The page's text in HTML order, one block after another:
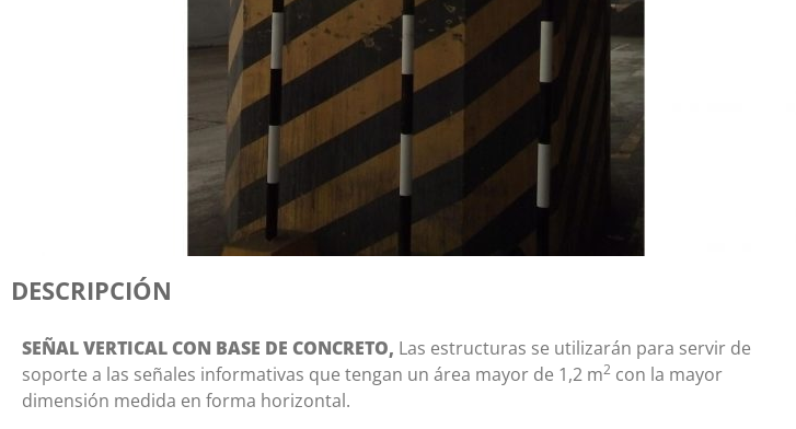
DESCRIPCIÓN
SEÑAL VERTICAL CON BASE DE CONCRETO, Las estructuras se utilizarán para servir de
soporte a las señales informativas que tengan un área mayor de 1,2 m2 con la mayor
dimensión medida en forma horizontal.